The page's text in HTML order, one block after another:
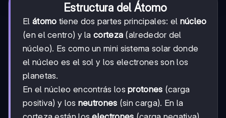
Estructura del Átomo
El átomo tiene dos partes principales: el núcleo
(en el centro) y lacorteza (alrededor del
núcleo). Es como un mini sistema solar donde
el núcleo es el sol y los electrones son los
planetas.
En el núcleo encontrás losprotones (carga
positiva) y los neutrones (sin carga). En la